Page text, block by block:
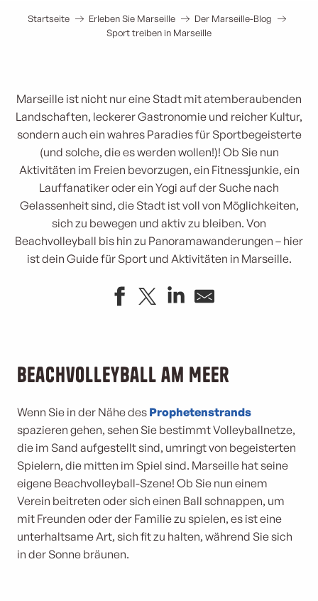
Startseite Erleben Sie Marseille
Der Marseille-Blog
Sport treiben in Marseille
Marseille ist nicht nur eine Stadt mit atemberaubenden
Landschaften, leckerer Gastronomie und reicher Kultur,
sondern auch ein wahres Paradies für Sportbegeisterte
(und solche, die es werden wollen!)! Ob Sie nun
Aktivitäten im Freien bevorzugen, ein Fitnessjunkie, ein
Lauffanatiker oder ein Yogi auf der Suche nach
Gelassenheit sind, die Stadt ist voll von Möglichkeiten,
sich zu bewegen und aktiv zu bleiben. Von
Beachvolleyball bis hin zu Panoramawanderungen – hier
ist dein Guide für Sport und Aktivitäten in Marseille.
Beachvolleyball am Meer
Wenn Sie in der Nähe des Prophetenstrands
spazieren gehen, sehen Sie bestimmt Volleyballnetze,
die im Sand aufgestellt sind, umringt von begeisterten
Spielern, die mitten im Spiel sind. Marseille hat seine
eigene Beachvolleyball-Szene! Ob Sie nun einem
Verein beitreten oder sich einen Ball schnappen, um
mit Freunden oder der Familie zu spielen, es ist eine
unterhaltsame Art, sich fit zu halten, während Sie sich
in der Sonne bräunen.